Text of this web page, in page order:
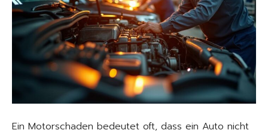
Ein Motorschaden bedeutet oft, dass ein Auto nicht